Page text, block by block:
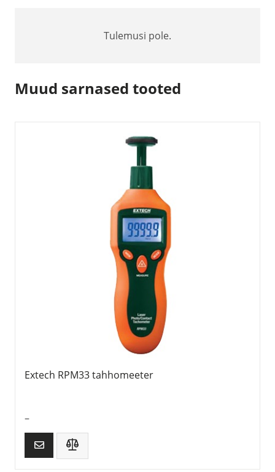
Tulemusi pole.
Muud sarnased tooted
Extech RPM33 tahhomeeter
–